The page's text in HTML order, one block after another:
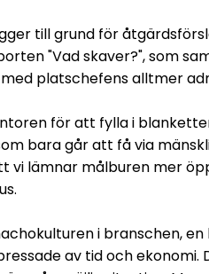
till grund för
"Vad skaver?", som
platschefens alltmer
för att fylla i
bara går att få via
vi lämnar målburen mer
i branschen,
av tid och